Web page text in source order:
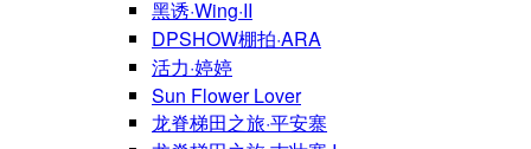
黑诱·Wing·II
DPSHOW棚拍·ARA
活力·婷婷
Sun Flower Lover
龙脊梯田之旅·平安寨